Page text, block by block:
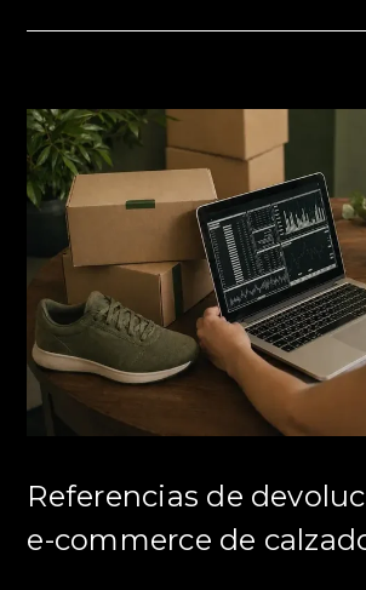
Referencias de
e-commerce de